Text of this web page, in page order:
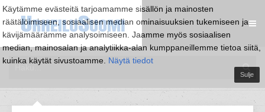
Käytämme evästeitä tarjoamamme sisällön ja mainosten
räätälöimiseen, sosiaalisen median ominaisuuksien tukemiseen ja
kävijämäärämme analysoimiseen. Jaamme myös sosiaalisen
median, mainosalan ja analytiikka-alan kumppaneillemme tietoa siitä,
kuinka käytät sivustoamme. Näytä tiedot
Sulje